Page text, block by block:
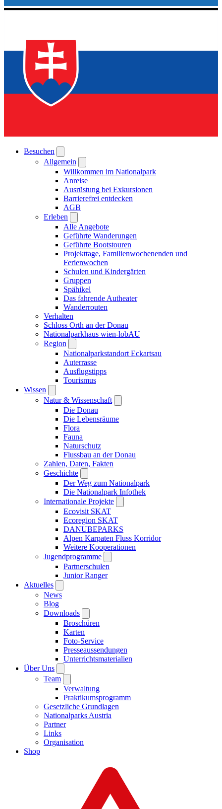
Besuchen
Allgemein
Willkommen im Nationalpark
Anreise
Ausrüstung bei Exkursionen
Barrierefrei entdecken
AGB
Erleben
Alle Angebote
Geführte Wanderungen
Geführte Bootstouren
Projekttage, Familienwochenenden und
Ferienwochen
Schulen und Kindergärten
Gruppen
Spähikel
Das fahrende Autheater
Wanderrouten
Verhalten
Schloss Orth an der Donau
Nationalparkhaus wien-lobAU
Region
Nationalparkstandort Eckartsau
Auterrasse
Ausflugstipps
Tourismus
Wissen
Natur & Wissenschaft
Die Donau
Die Lebensräume
Flora
Fauna
Naturschutz
Flussbau an der Donau
Zahlen, Daten, Fakten
Geschichte
Der Weg zum Nationalpark
Die Nationalpark Infothek
Internationale Projekte
Ecovisit SKAT
Ecoregion SKAT
DANUBEPARKS
Alpen Karpaten Fluss Korridor
Weitere Kooperationen
Jugendprogramme
Partnerschulen
Junior Ranger
Aktuelles
News
Blog
Downloads
Broschüren
Karten
Foto-Service
Presseaussendungen
Unterrichtsmaterialien
Über Uns
Team
Verwaltung
Praktikumsprogramm
Gesetzliche Grundlagen
Nationalparks Austria
Partner
Links
Organisation
Shop